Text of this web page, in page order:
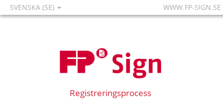
SVENSKA (SE) WWW.FP-SIGN.SE
Registreringsprocess